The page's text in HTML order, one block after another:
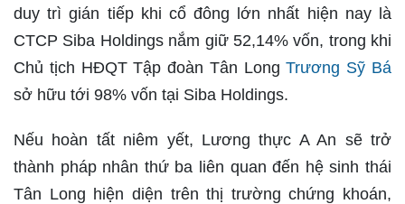
duy trì gián tiếp khi cổ đông lớn nhất hiện nay là
CTCP Siba Holdings nắm giữ 52,14% vốn, trong khi
Chủ tịch HĐQT Tập đoàn Tân LongTrương Sỹ Bá
sở hữu tới 98% vốn tại Siba Holdings.
Nếu hoàn tất niêm yết, Lương thực A An sẽ trở
thành pháp nhân thứ ba liên quan đến hệ sinh thái
Tân Long hiện diện trên thị trường chứng khoán,